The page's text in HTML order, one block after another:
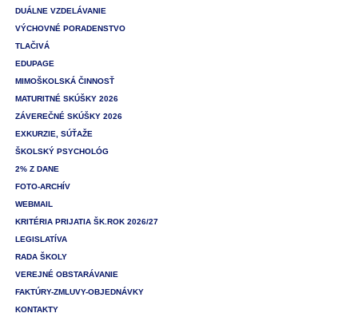
DUÁLNE VZDELÁVANIE
VÝCHOVNÉ PORADENSTVO
TLAČIVÁ
EDUPAGE
MIMOŠKOLSKÁ ČINNOSŤ
MATURITNÉ SKÚŠKY 2026
ZÁVEREČNÉ SKÚŠKY 2026
EXKURZIE, SÚŤAŽE
ŠKOLSKÝ PSYCHOLÓG
2% Z DANE
FOTO-ARCHÍV
WEBMAIL
KRITÉRIA PRIJATIA ŠK.ROK 2026/27
LEGISLATÍVA
RADA ŠKOLY
VEREJNÉ OBSTARÁVANIE
FAKTÚRY-ZMLUVY-OBJEDNÁVKY
KONTAKTY